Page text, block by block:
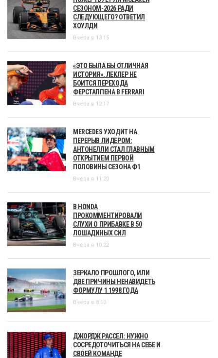
СЕЗОНОМ-2026 РАДИ
СЛЕДУЮЩЕГО? ОТВЕТИЛ
ХОУЛДИ
Вчера в 13:15
«ЭТО БЫЛА БЫ ОТЛИЧНАЯ
ИСТОРИЯ». ЛЕКЛЕР НЕ
БОИТСЯ ПЕРЕХОДА
ФЕРСТАППЕНА В FERRARI
Вчера в 12:17
MERCEDES УХОДИТ НА
ПЕРЕРЫВ ЛИДЕРОМ:
АНТОНЕЛЛИ СТАЛ ГЛАВНЫМ
ОТКРЫТИЕМ ПЕРВОЙ
ПОЛОВИНЫ СЕЗОНА Ф1
Вчера в 11:20
В HONDA
ПРОКОММЕНТИРОВАЛИ
СЛУХИ О ПРИБАВКЕ В 50
ЛОШАДИНЫХ СИЛ
Вчера в 10:22
ЗЕРКАЛО ПРОШЛОГО, ИЛИ
ДВЕ ПРИЧИНЫ НЕНАВИДЕТЬ
ФОРМУЛУ 1 1998 ГОДА
Вчера в 8:10
ДЖОРДЖ РАССЕЛ: НУЖНО
СОСРЕДОТОЧИТЬСЯ НА СЕБЕ И
СВОЕЙ КОМАНДЕ